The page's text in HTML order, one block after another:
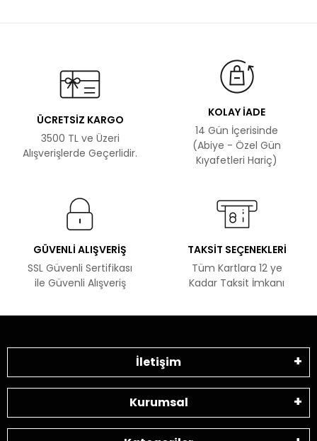
ÜCRETSİZ KARGO
3500 TL ve Üzeri
Alışverişlerde Geçerlidir.
KOLAY İADE
14 Gün İçerisinde
(Abiye - Özel Gün
Kıyafetleri Hariç)
GÜVENLİ ALIŞVERİŞ
SSL Güvenli Sertifikası
ile Güvenli Alışveriş
TAKSİT SEÇENEKLERİ
Tüm Kartlara 12 ye
Kadar Taksit İmkanı
İletişim
Kurumsal